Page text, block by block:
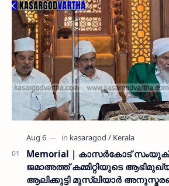
Memorial | കാസർകോട്
ജമാഅത്ത് കമ്മിറ്റിയുടെ
ആലിക്കുട്ടി മുസ്ലിയാർ